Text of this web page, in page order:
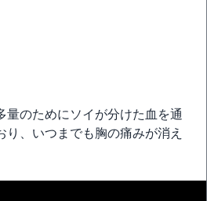
量のためにソイが分けた血を通
り、いつまでも胸の痛みが消え